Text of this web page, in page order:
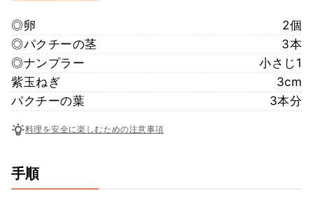
◎卵
2個
◎パクチーの茎
3本
◎ナンプラー
小さじ1
紫玉ねぎ
3cm
パクチーの葉
3本分
料理を安全に楽しむための注意事項
手順